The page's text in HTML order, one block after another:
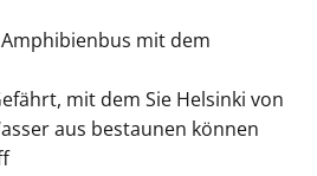
mit dem
mit dem Sie Helsinki von
aus bestaunen können